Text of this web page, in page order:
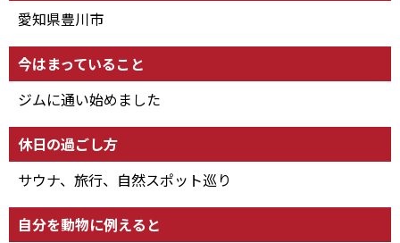
愛知県豊川市
今はまっていること
ジムに通い始めました
休日の過ごし方
サウナ、旅行、自然スポット巡り
自分を動物に例えると